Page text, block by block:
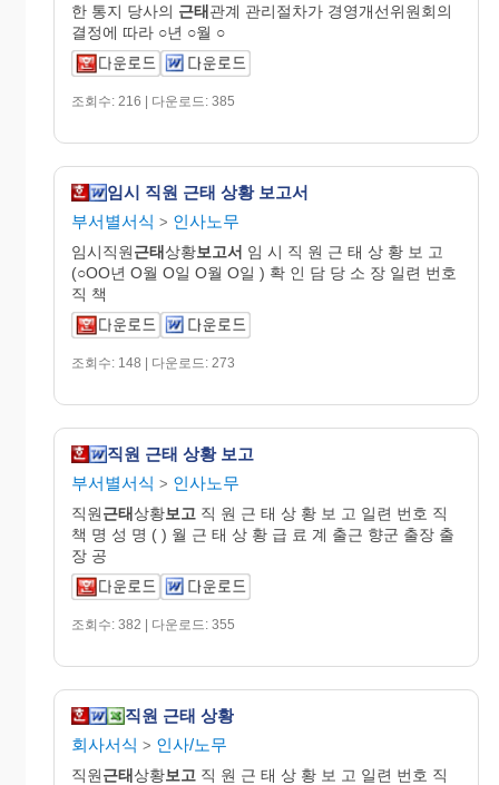
한 통지 당사의 근태관계 관리절차가 경영개선위원회의
결정에 따라 ○년 ○월 ○
조회수: 216 | 다운로드: 385
임시 직원 근태 상황 보고서
부서별서식 > 인사노무
임시직원근태상황보고서 임 시 직 원 근 태 상 황 보 고
(○OO년 O월 O일 O월 O일 ) 확 인 담 당 소 장 일련 번호
직 책
조회수: 148 | 다운로드: 273
직원 근태 상황 보고
부서별서식 > 인사노무
직원근태상황보고 직 원 근 태 상 황 보 고 일련 번호 직
책 명 성 명 ( ) 월 근 태 상 황 급 료 계 출근 향군 출장 출
장 공
조회수: 382 | 다운로드: 355
직원 근태 상황
회사서식 > 인사/노무
직원근태상황보고 직 원 근 태 상 황 보 고 일련 번호 직